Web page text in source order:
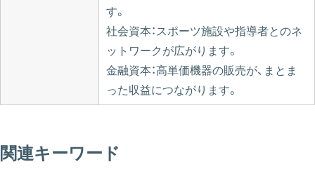
す。
社会資本：スポーツ施設や指導者とのネ
ットワークが広がります。
金融資本：高単価機器の販売が、まとま
った収益につながります。
関連キーワード